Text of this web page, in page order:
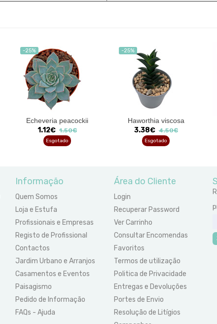
-25%
Echeveria peacockii
1.12€ 1.50€
Esgotado
-25%
Haworthia viscosa
3.38€ 4.50€
Esgotado
Informação
Quem Somos
Loja e Estufa
Profissionais e Empresas
Registo de Profissional
Contactos
Jardim Urbano e Arranjos
Casamentos e Eventos
Paisagismo
Pedido de Informação
FAQs - Ajuda
Área do Cliente
Login
Recuperar Password
Ver Carrinho
Consultar Encomendas
Favoritos
Termos de utilização
Politica de Privacidade
Entregas e Devoluções
Portes de Envio
Resolução de Litígios